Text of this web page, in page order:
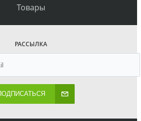
Товары
РАССЫЛКА